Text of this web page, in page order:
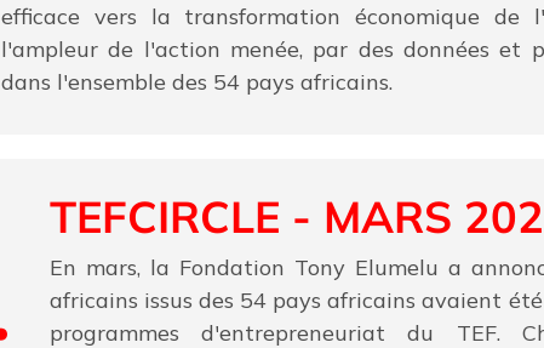
efficace vers la transformation économique de
l'ampleur de l'action menée, par des données et
dans l'ensemble des 54 pays africains.
TEFCIRCLE - MARS
En mars, la Fondation Tony Elumelu a
africains issus des 54 pays africains avaient
programmes d'entrepreneuriat du TEF.